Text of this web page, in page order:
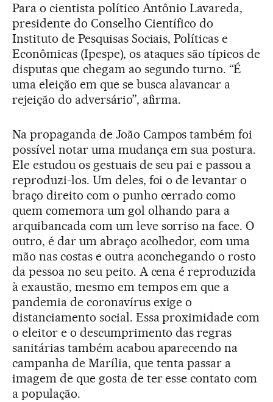
Para o cientista político Antônio Lavareda,
presidente do Conselho Científico do
Instituto de Pesquisas Sociais, Políticas e
Econômicas (Ipespe), os ataques são típicos de
disputas que chegam ao segundo turno. “É
uma eleição em que se busca alavancar a
rejeição do adversário”, afirma.
Na propaganda de João Campos também foi
possível notar uma mudança em sua postura.
Ele estudou os gestuais de seu pai e passou a
reproduzi-los. Um deles, foi o de levantar o
braço direito com o punho cerrado como
quem comemora um gol olhando para a
arquibancada com um leve sorriso na face. O
outro, é dar um abraço acolhedor, com uma
mão nas costas e outra aconchegando o rosto
da pessoa no seu peito. A cena é reproduzida
à exaustão, mesmo em tempos em que a
pandemia de coronavírus exige o
distanciamento social. Essa proximidade com
o eleitor e o descumprimento das regras
sanitárias também acabou aparecendo na
campanha de Marília, que tenta passar a
imagem de que gosta de ter esse contato com
a população.